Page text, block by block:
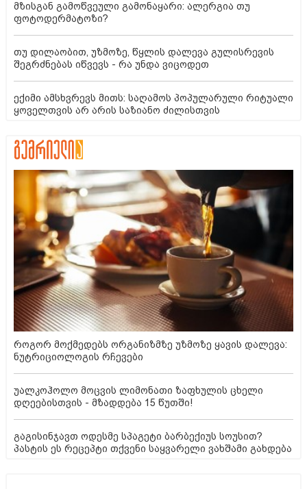
მზისგან გამოწვეული გამონაყარი: ალერგია თუ
ფოტოდერმატოზი?
თუ დილაობით, უზმოზე, წყლის დალევა გულისრევის
შეგრძნებას იწვევს - რა უნდა ვიცოდეთ
ექიმი ამსხვრევს მითს: საღამოს პოპულარული რიტუალი
ყოველთვის არ არის საზიანო ძილისთვის
როგორ მოქმედებს ორგანიზმზე უზმოზე ყავის დალევა:
ნუტრიციოლოგის რჩევები
უალკოჰოლო მოცვის ლიმონათი ზაფხულის ცხელი
დღეებისთვის - მზადდება 15 წუთში!
გაგისინჯავთ ოდესმე სპაგეტი ბარბექიუს სოუსით?
პასტის ეს რეცეპტი თქვენი საყვარელი ვახშამი გახდება